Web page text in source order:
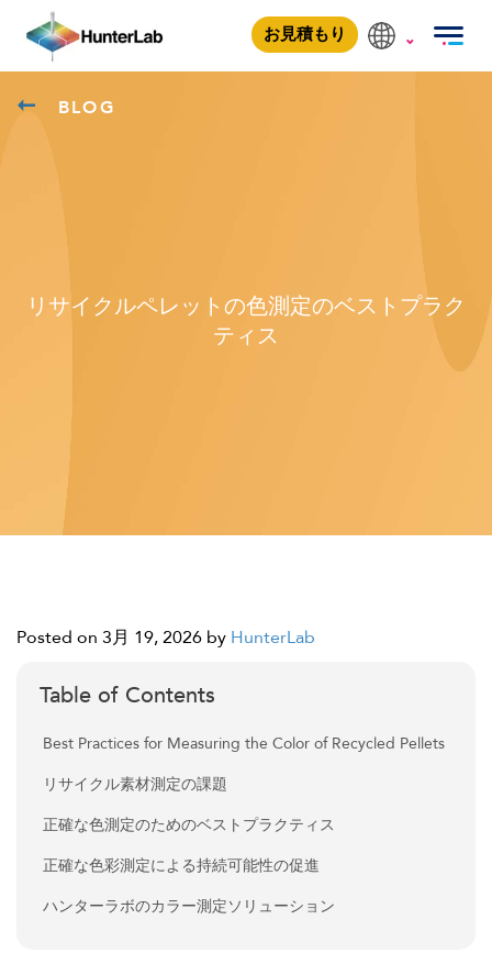
お見積もり
BLOG
リサイクルペレットの色測定のベストプラク
ティス
Posted on 3月 19, 2026 by HunterLab
Table of Contents
Best Practices for Measuring the Color of Recycled Pellets
リサイクル素材測定の課題
正確な色測定のためのベストプラクティス
正確な色彩測定による持続可能性の促進
ハンターラボのカラー測定ソリューション